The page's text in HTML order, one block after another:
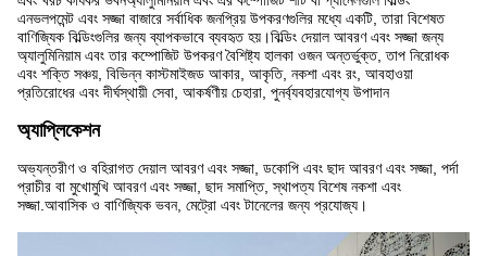
এনভলপমেন্ট এবং সজ্জা বাজারে সর্বাধিক জনপ্রিয় উপকরণগুলির মধ্যে একটি, তারা বিশেষত
বাণিজ্যিক বিল্ডিংগুলির জন্য ব্যাপকভাবে ব্যবহৃত হয়।বিল্ডিং দেয়াল আবরণ এবং সজ্জা জন্য
অ্যালুমিনিয়াম এবং তার কম্পোজিট উপকরণ বৈশিষ্ট্য হালকা ওজন অন্তর্ভুক্ত, তাপ নিরোধক
এবং শক্তি সঞ্চয়, বিভিন্ন কাস্টমাইজড আকার, আকৃতি, নকশা এবং রং, আবহাওয়া
প্রতিরোধের এবং দীর্ঘস্থায়ী সেবা, আকর্ষণীয় চেহারা, পুনর্ব্যবহারযোগ্য উপাদান
অ্যাপ্লিকেশন
অভ্যন্তরীণ ও বহিরাগত দেয়াল আবরণ এবং সজ্জা, ডকোপি এবং ছাদ আবরণ এবং সজ্জা, পর্দা
প্রাচীর বা মুখোমুখি আবরণ এবং সজ্জা, ছাদ সমাপ্তি, স্থাপত্য বিশেষ নকশা এবং
সজ্জা.আবাসিক ও বাণিজ্যিক ভবন, মেট্রো এবং টানেলের জন্য প্রযোজ্য।